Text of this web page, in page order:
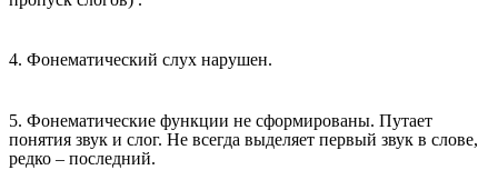
4. Фонематический слух нарушен.
5. Фонематические функции не сформированы. Путает
понятия звук и слог. Не всегда выделяет первый звук в слове,
редко – последний.